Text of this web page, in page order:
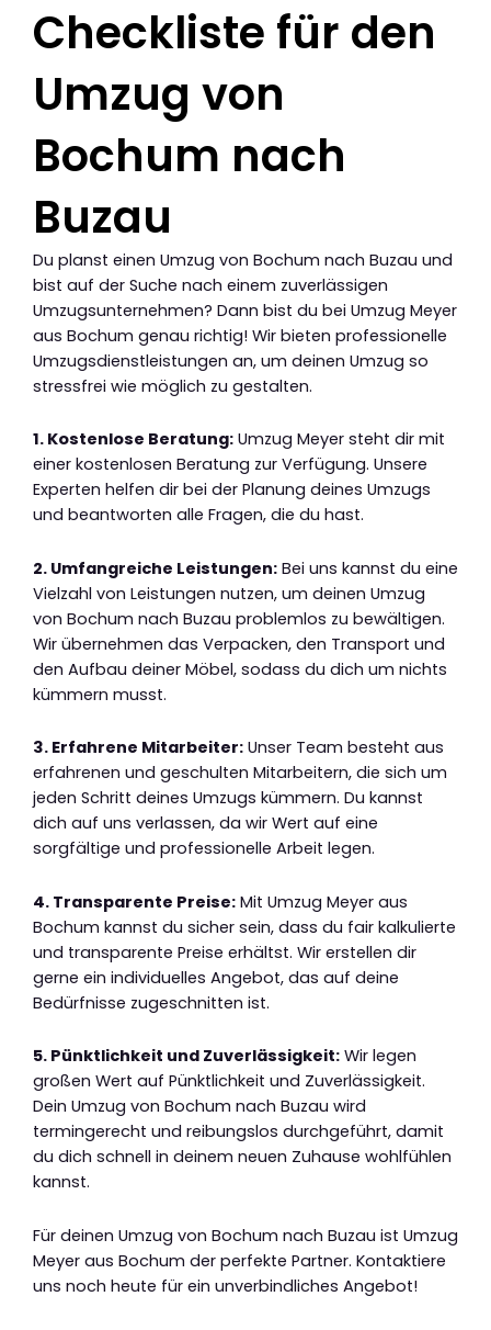
Checkliste für den
Umzug von
Bochum nach
Buzau
Du planst einen Umzug von Bochum nach Buzau und
bist auf der Suche nach einem zuverlässigen
Umzugsunternehmen? Dann bist du bei Umzug Meyer
aus Bochum genau richtig! Wir bieten professionelle
Umzugsdienstleistungen an, um deinen Umzug so
stressfrei wie möglich zu gestalten.
1. Kostenlose Beratung: Umzug Meyer steht dir mit
einer kostenlosen Beratung zur Verfügung. Unsere
Experten helfen dir bei der Planung deines Umzugs
und beantworten alle Fragen, die du hast.
2. Umfangreiche Leistungen: Bei uns kannst du eine
Vielzahl von Leistungen nutzen, um deinen Umzug
von Bochum nach Buzau problemlos zu bewältigen.
Wir übernehmen das Verpacken, den Transport und
den Aufbau deiner Möbel, sodass du dich um nichts
kümmern musst.
3. Erfahrene Mitarbeiter: Unser Team besteht aus
erfahrenen und geschulten Mitarbeitern, die sich um
jeden Schritt deines Umzugs kümmern. Du kannst
dich auf uns verlassen, da wir Wert auf eine
sorgfältige und professionelle Arbeit legen.
4. Transparente Preise: Mit Umzug Meyer aus
Bochum kannst du sicher sein, dass du fair kalkulierte
und transparente Preise erhältst. Wir erstellen dir
gerne ein individuelles Angebot, das auf deine
Bedürfnisse zugeschnitten ist.
5. Pünktlichkeit und Zuverlässigkeit: Wir legen
großen Wert auf Pünktlichkeit und Zuverlässigkeit.
Dein Umzug von Bochum nach Buzau wird
termingerecht und reibungslos durchgeführt, damit
du dich schnell in deinem neuen Zuhause wohlfühlen
kannst.
Für deinen Umzug von Bochum nach Buzau ist Umzug
Meyer aus Bochum der perfekte Partner. Kontaktiere
uns noch heute für ein unverbindliches Angebot!